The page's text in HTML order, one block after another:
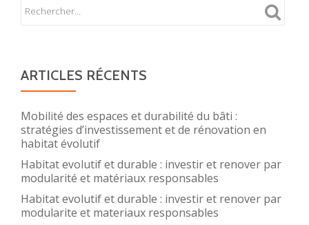
ARTICLES RÉCENTS
Mobilité des espaces et durabilité du bâti :
stratégies d’investissement et de rénovation en
habitat évolutif
Habitat evolutif et durable : investir et renover par
modularité et matériaux responsables
Habitat evolutif et durable : investir et renover par
modularite et materiaux responsables